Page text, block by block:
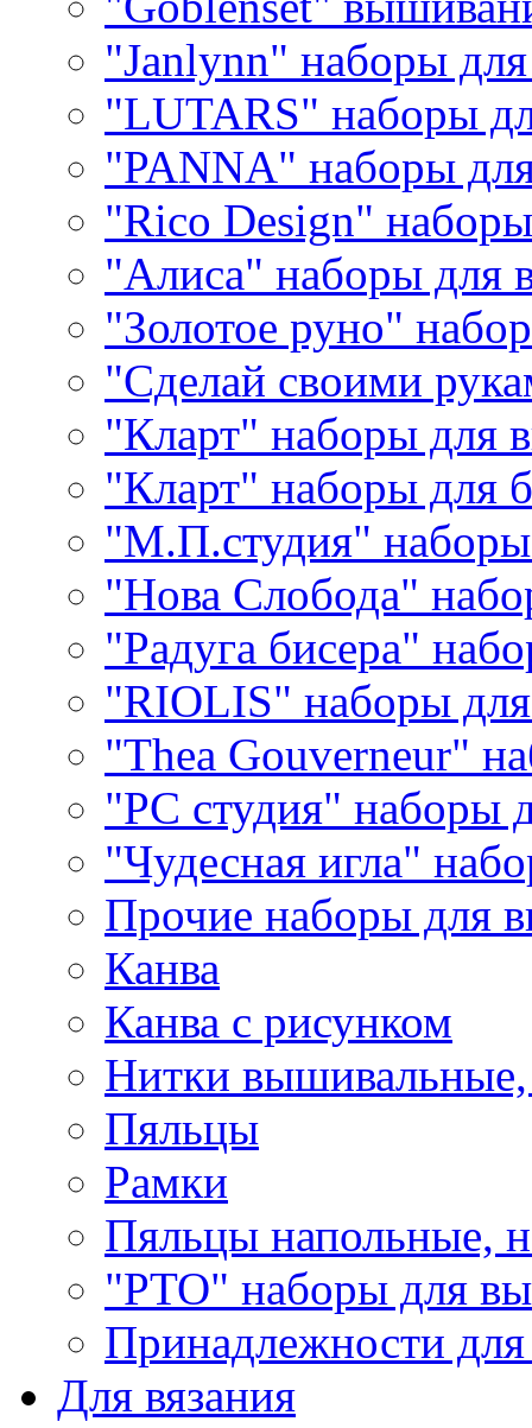
"Janlynn" наборы
"LUTARS" наборы
"PANNA" наборы
"Rico Design"
"Алиса" наборы для
"Золотое руно"
"Сделай своими
"Кларт" наборы для
"Кларт" наборы для
"М.П.студия"
"Нова Слобода"
"Радуга бисера"
"RIOLIS" наборы
"Thea Gouverneur"
"РС студия" наборы
"Чудесная игла"
Прочие наборы для
Канва
Канва с рисунком
Нитки
Пяльцы
Рамки
Пяльцы напольные,
"РТО" наборы для
Принадлежности
Для вязания